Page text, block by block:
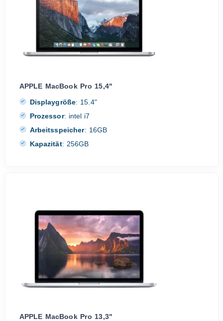
APPLE MacBook Pro 15,4"
Displaygröße: 15.4"
Prozessor: intel i7
Arbeitsspeicher: 16GB
Kapazität: 256GB
APPLE MacBook Pro 13,3"